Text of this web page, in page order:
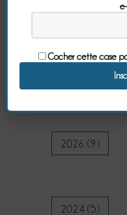
2026 (9)
2024 (5)
Cocher cette case